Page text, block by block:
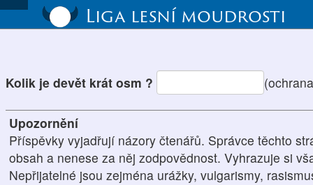
Liga lesní moudrosti
Kolik je devět krát osm ?
Upozornění
Příspěvky vyjadřují názory čtenářů. Správce těchto
obsah a nenese za něj zodpovědnost. Vyhrazuje si
Nepřijatelné jsou zejména urážky, vulgarismy,